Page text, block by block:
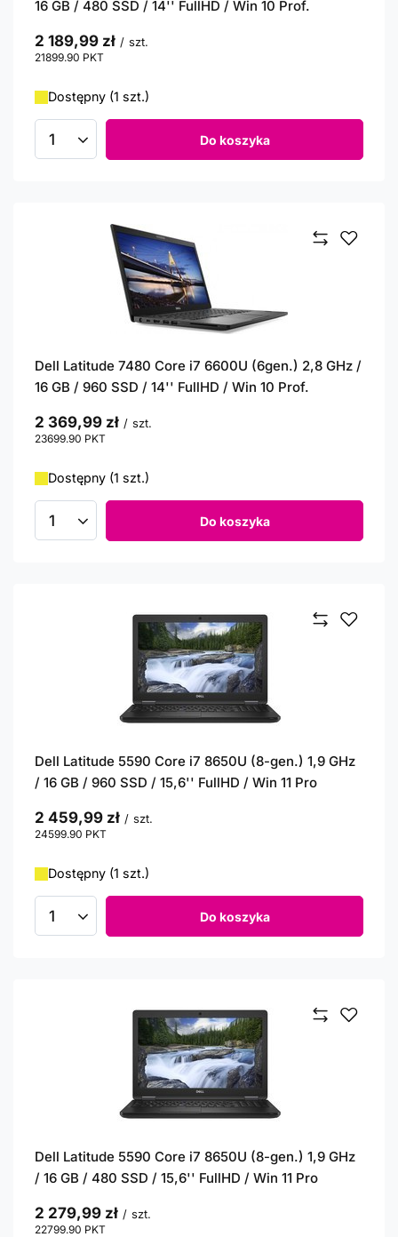
16 GB / 480 SSD / 14'' FullHD / Win 10 Prof.
2 189,99 zł / szt.
21899.90 PKT
Dostępny (1 szt.)
Ilość produktów Do koszyka
Dell Latitude 7480 Core i7 6600U (6gen.) 2,8 GHz /
16 GB / 960 SSD / 14'' FullHD / Win 10 Prof.
2 369,99 zł / szt.
23699.90 PKT
Dostępny (1 szt.)
Ilość produktów Do koszyka
Dell Latitude 5590 Core i7 8650U (8-gen.) 1,9 GHz
/ 16 GB / 960 SSD / 15,6'' FullHD / Win 11 Pro
2 459,99 zł / szt.
24599.90 PKT
Dostępny (1 szt.)
Ilość produktów Do koszyka
Dell Latitude 5590 Core i7 8650U (8-gen.) 1,9 GHz
/ 16 GB / 480 SSD / 15,6'' FullHD / Win 11 Pro
2 279,99 zł / szt.
22799.90 PKT